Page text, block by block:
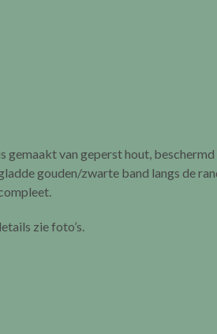
gemaakt van geperst hout, beschermd
gouden/zwarte band langs de
zie foto’s.